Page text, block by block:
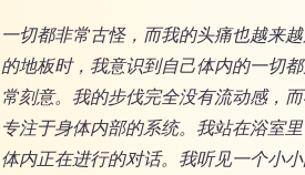
一切都非常古怪，而我的头痛也越来
的地板时，我意识到自己体内的一切
常刻意。我的步伐完全没有流动感，
专注于身体内部的系统。我站在浴室
体内正在进行的对话。我听见一个小